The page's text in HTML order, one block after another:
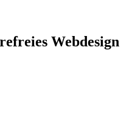
Webdesign